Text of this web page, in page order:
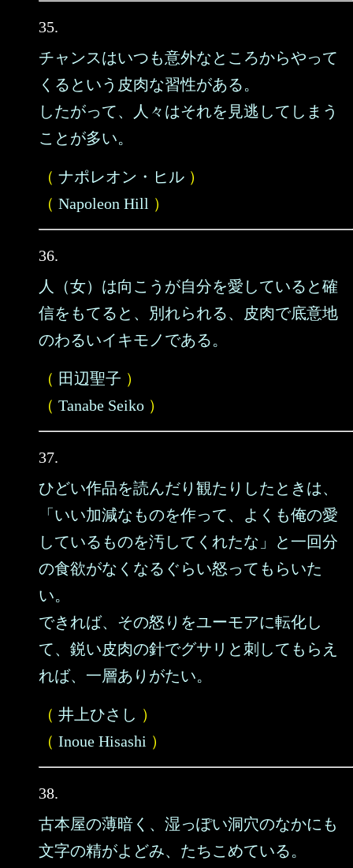
35.
チャンスはいつも意外なところからやって
くるという皮肉な習性がある。
したがって、人々はそれを見逃してしまう
ことが多い。
（ ナポレオン・ヒル ）
（ Napoleon Hill ）
36.
人（女）は向こうが自分を愛していると確
信をもてると、別れられる、皮肉で底意地
のわるいイキモノである。
（ 田辺聖子 ）
（ Tanabe Seiko ）
37.
ひどい作品を読んだり観たりしたときは、
「いい加減なものを作って、よくも俺の愛
しているものを汚してくれたな」と一回分
の食欲がなくなるぐらい怒ってもらいた
い。
できれば、その怒りをユーモアに転化し
て、鋭い皮肉の針でグサリと刺してもらえ
れば、一層ありがたい。
（ 井上ひさし ）
（ Inoue Hisashi ）
38.
古本屋の薄暗く、湿っぽい洞穴のなかにも
文字の精がよどみ、たちこめている。